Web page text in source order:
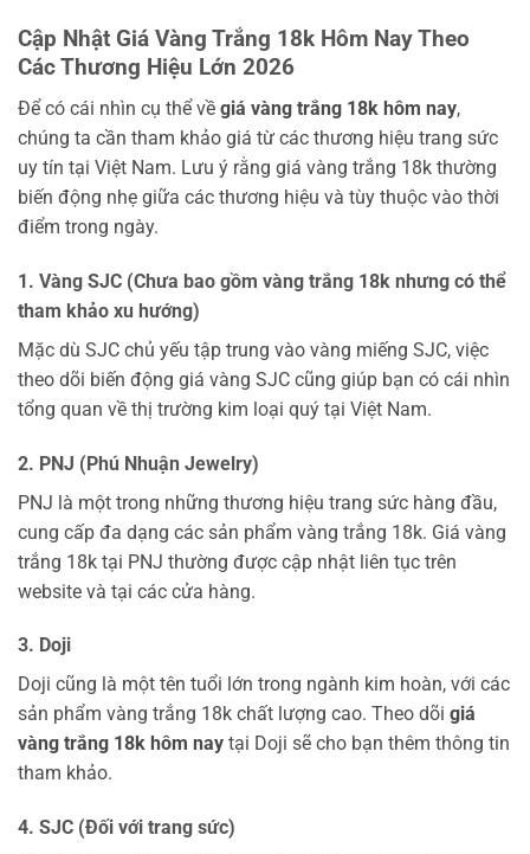
Cập Nhật Giá Vàng Trắng 18k Hôm Nay Theo
Các Thương Hiệu Lớn 2026
Để có cái nhìn cụ thể về giá vàng trắng 18k hôm nay,
chúng ta cần tham khảo giá từ các thương hiệu trang sức
uy tín tại Việt Nam. Lưu ý rằng giá vàng trắng 18k thường
biến động nhẹ giữa các thương hiệu và tùy thuộc vào thời
điểm trong ngày.
1. Vàng SJC (Chưa bao gồm vàng trắng 18k nhưng có thể
tham khảo xu hướng)
Mặc dù SJC chủ yếu tập trung vào vàng miếng SJC, việc
theo dõi biến động giá vàng SJC cũng giúp bạn có cái nhìn
tổng quan về thị trường kim loại quý tại Việt Nam.
2. PNJ (Phú Nhuận Jewelry)
PNJ là một trong những thương hiệu trang sức hàng đầu,
cung cấp đa dạng các sản phẩm vàng trắng 18k. Giá vàng
trắng 18k tại PNJ thường được cập nhật liên tục trên
website và tại các cửa hàng.
3. Doji
Doji cũng là một tên tuổi lớn trong ngành kim hoàn, với các
sản phẩm vàng trắng 18k chất lượng cao. Theo dõi giá
vàng trắng 18k hôm nay tại Doji sẽ cho bạn thêm thông tin
tham khảo.
4. SJC (Đối với trang sức)